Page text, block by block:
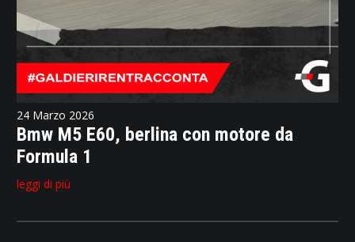
24 Marzo 2026
Bmw M5 E60, berlina con motore da
Formula 1
leggi di più